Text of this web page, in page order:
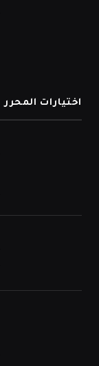
اختيارات المحرر